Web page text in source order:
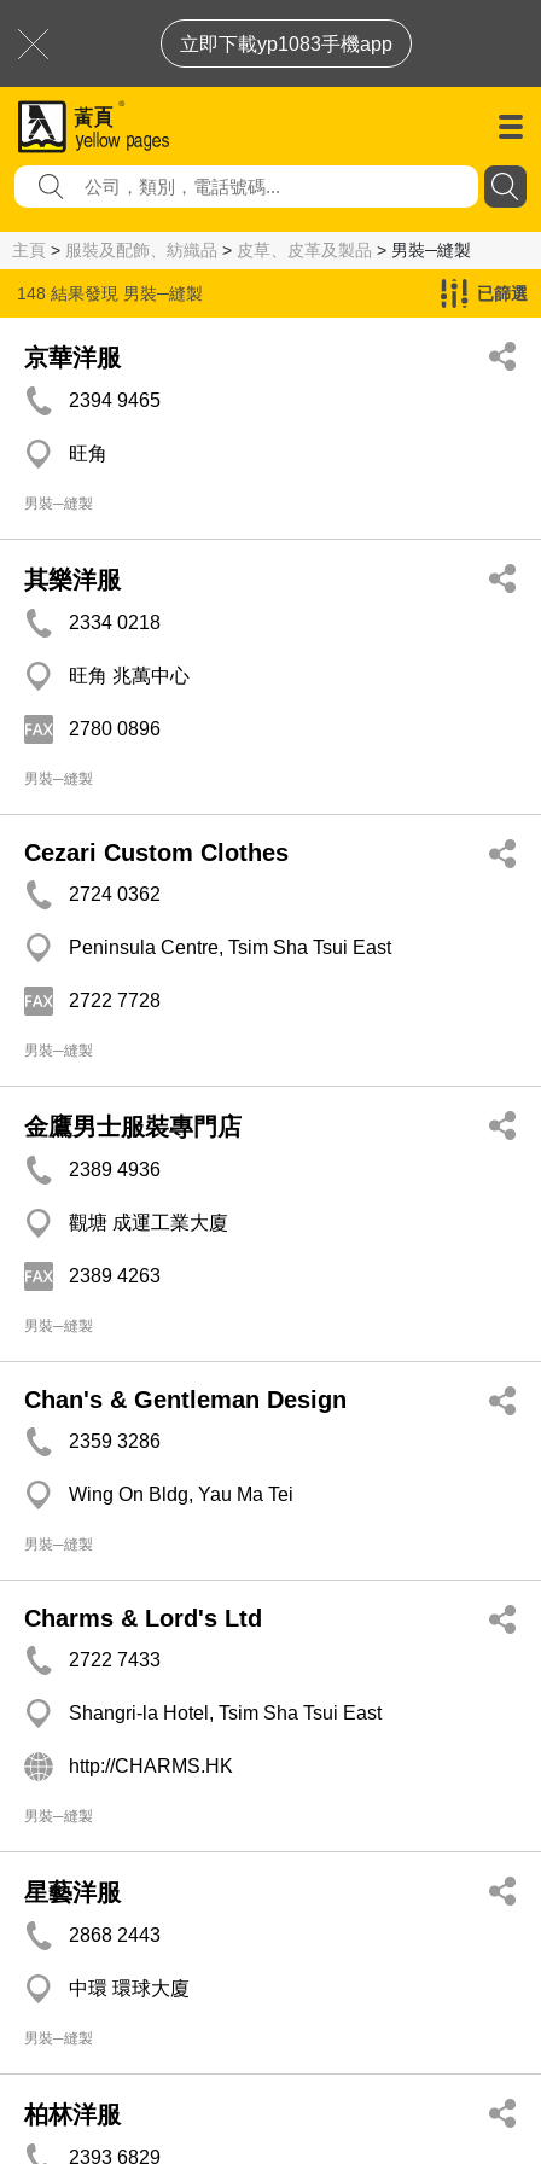
立即下載yp1083手機app
主頁 > 服裝及配飾、紡織品 > 皮草、皮革及製品 > 男裝─縫製
148 結果發現 男裝─縫製 已篩選
京華洋服
2394 9465
旺角
男裝─縫製
其樂洋服
2334 0218
旺角 兆萬中心
2780 0896
男裝─縫製
Cezari Custom Clothes
2724 0362
Peninsula Centre, Tsim Sha Tsui East
2722 7728
男裝─縫製
金鷹男士服裝專門店
2389 4936
觀塘 成運工業大廈
2389 4263
男裝─縫製
Chan's & Gentleman Design
2359 3286
Wing On Bldg, Yau Ma Tei
男裝─縫製
Charms & Lord's Ltd
2722 7433
Shangri-la Hotel, Tsim Sha Tsui East
http://CHARMS.HK
男裝─縫製
星藝洋服
2868 2443
中環 環球大廈
男裝─縫製
柏林洋服
2393 6829